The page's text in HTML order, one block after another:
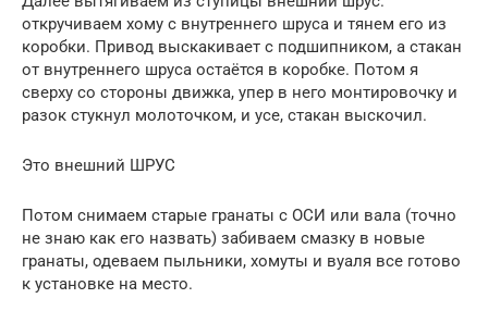
откручиваем хому с внутреннего шруса и тянем его из
коробки. Привод выскакивает с подшипником, а стакан
от внутреннего шруса остаётся в коробке. Потом я
сверху со стороны движка, упер в него монтировочку и
разок стукнул молоточком, и усе, стакан выскочил.
Это внешний ШРУС
Потом снимаем старые гранаты с ОСИ или вала (точно
не знаю как его назвать) забиваем смазку в новые
гранаты, одеваем пыльники, хомуты и вуаля все готово
к установке на место.